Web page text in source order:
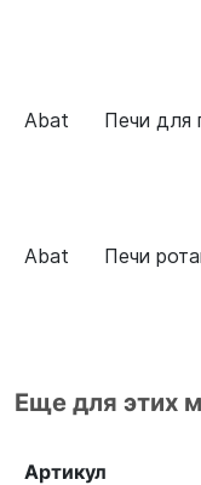
Abat
Печи для
Abat
Печи
Еще для этих
Артикул